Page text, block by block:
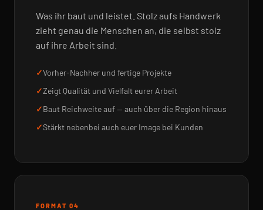
Was ihr baut und leistet. Stolz aufs Handwerk
zieht genau die Menschen an, die selbst stolz
auf ihre Arbeit sind.
Vorher-Nachher und fertige Projekte
Zeigt Qualität und Vielfalt eurer Arbeit
Baut Reichweite auf — auch über die Region hinaus
Stärkt nebenbei auch euer Image bei Kunden
FORMAT 04